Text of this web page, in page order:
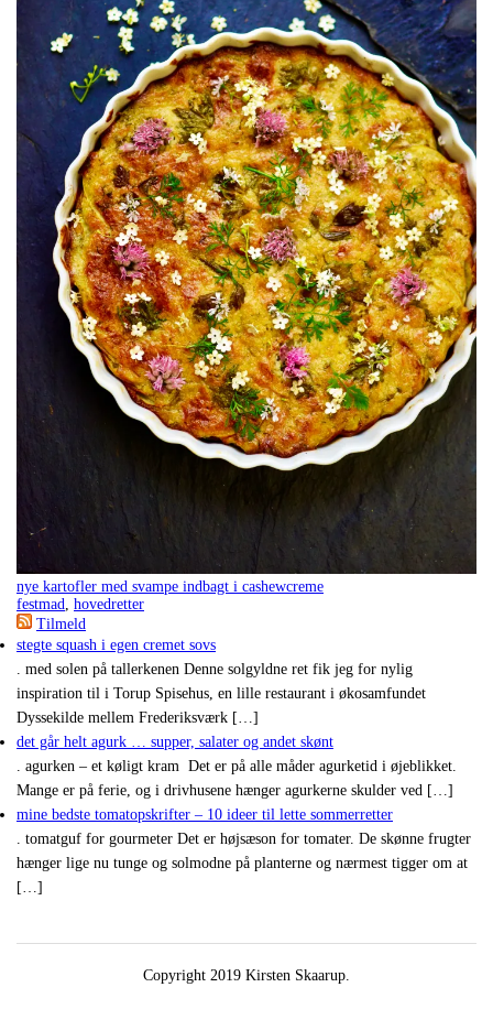
nye kartofler med svampe indbagt i cashewcreme
festmad hovedretter
Tilmeld
stegte squash i egen cremet sovs
. med solen på tallerkenen Denne solgyldne ret fik jeg for nylig
inspiration til i Torup Spisehus, en lille restaurant i økosamfundet
Dyssekilde mellem Frederiksværk […]
det går helt agurk … supper, salater og andet skønt
. agurken – et køligt kram Det er på alle måder agurketid i øjeblikket.
Mange er på ferie, og i drivhusene hænger agurkerne skulder ved […]
mine bedste tomatopskrifter – 10 ideer til lette sommerretter
. tomatguf for gourmeter Det er højsæson for tomater. De skønne frugter
hænger lige nu tunge og solmodne på planterne og nærmest tigger om at
[…]
Copyright 2019 Kirsten Skaarup.